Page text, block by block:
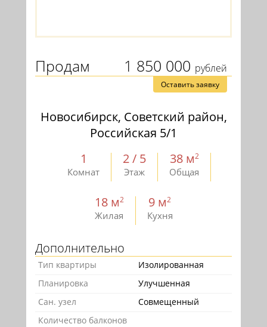
1 850 000 рублей
Продам
Оставить заявку
Новосибирск, Советский район,
Российская 5/1
1
Комнат
2 / 5
Этаж
38 м2
Общая
18 м2
Жилая
9 м2
Кухня
Дополнительно
Тип квартиры
Изолированная
Планировка
Улучшенная
Сан. узел
Совмещенный
Количество балконов